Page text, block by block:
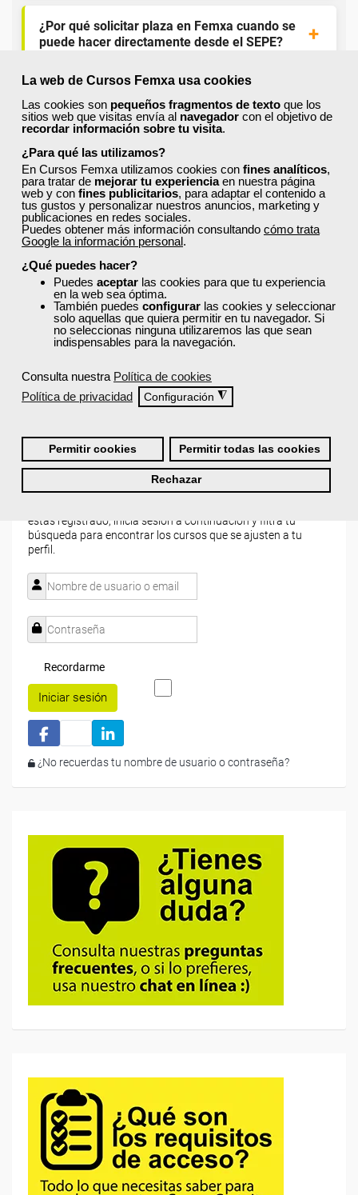
La web de Cursos Femxa usa cookies
Las cookies son pequeños fragmentos de texto que los
sitios web que visitas envía al navegador con el objetivo de
recordar información sobre tu visita.
¿Para qué las utilizamos?
En Cursos Femxa utilizamos cookies con fines analíticos,
para tratar de mejorar tu experienciaen nuestra página
web y con fines publicitarios, para adaptar el contenido a
tus gustos y personalizar nuestros anuncios, marketing y
publicaciones en redes sociales.
Puedes obtener más información consultando cómo trata
Google la información personal.
¿Qué puedes hacer?
Puedes aceptar las cookies para que tu experiencia
en la web sea óptima.
También puedes configurar las cookies y seleccionar
solo aquellas que quiera permitir en tu navegador. Si
no seleccionas ninguna utilizaremos las que sean
indispensables para la navegación.
Consulta nuestra Política de cookies
Política de privacidad
Configuración ◮
Permitir cookies Permitir todas las cookies
Rechazar
¿Por qué solicitar plaza en Femxa cuando se
puede hacer directamente desde el SEPE?
los cursos de Femxa?
¿Los cursos de Femxa son prácticos y tienen
temario actualizado?
¿Qué ofrece Femxa al alumno una vez
finaliza su formación?
¿Recibiré un certificado al finalizar un curso
gratuito?
Actualmenteeste curso está cerradoy no hay plazas
disponibles.
Si todavía no tienes cuenta de usuario,regístrate, indicando
estás registrado, inicia sesión a continuación y filtra tu
búsqueda para encontrar los cursos que se ajusten a tu
perfil.
Recordarme
Iniciar sesión
¿No recuerdas tu nombre de usuario o contraseña?